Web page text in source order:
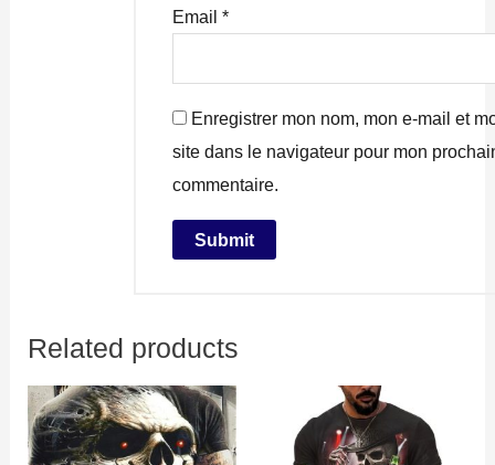
Email*
Enregistrer mon nom, mon e-mail et
site dans le navigateur pour mon
commentaire.
Related products